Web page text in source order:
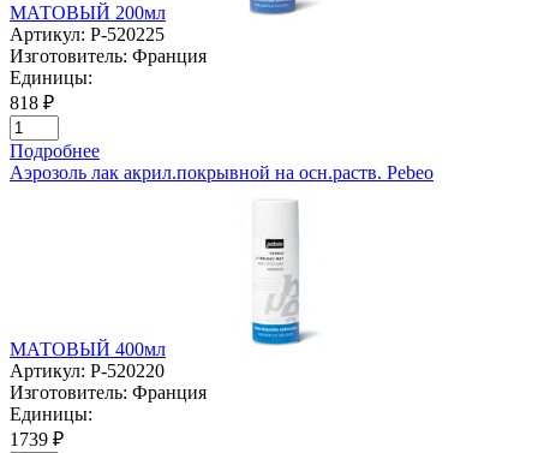
МАТОВЫЙ 200мл
Артикул: P-520225
Изготовитель: Франция
Единицы:
818 ₽
Подробнее
Аэрозоль лак акрил.покрывной на осн.раств. Pebeo
МАТОВЫЙ 400мл
Артикул: P-520220
Изготовитель: Франция
Единицы:
1739 ₽